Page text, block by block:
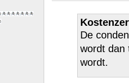
De
wordt dan
wordt.